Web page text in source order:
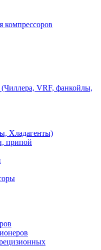
компрессоров
VRF, фанкойлы,
Хладагенты)
припой